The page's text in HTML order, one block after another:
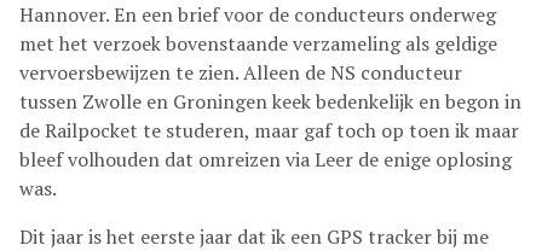
Hannover. En een brief voor de conducteurs onderweg
met het verzoek bovenstaande verzameling als geldige
vervoersbewijzen te zien. Alleen de NS conducteur
tussen Zwolle en Groningen keek bedenkelijk en begon in
de Railpocket te studeren, maar gaf toch op toen ik maar
bleef volhouden dat omreizen via Leer de enige oplosing
was.
Dit jaar is het eerste jaar dat ik een GPS tracker bij me